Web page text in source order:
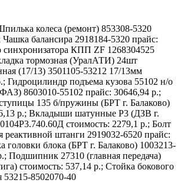
колеса (ремонт) 853308-5320
Чашка балансира 2918184-5320 прайс:
КПП ZF 1268304525
тормозная (УралАТИ) 24шт
(17/13) 3501105-53212 17/13мм
Гидроцилиндр подъема кузова 55102 н/о
8603010-55102 прайс: 30646,94 р.;
135 б/пружины (БРТ г. Балаково)
р.; Вкладыши шатунные Р3 (ДЗВ г.
стоимость: 2279,1 р.; Болт
штанги 2919032-6520 прайс:
головки блока (БРТ г. Балаково) 1003213-
Подшипник 27310 (главная передача)
стоимость: 537,14 р.; Стойка бокового
53215-8502070-40